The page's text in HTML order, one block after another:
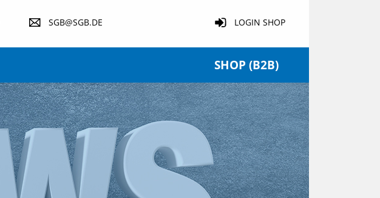
SGB@SGB.DE LOGIN SHOP
SHOP (B2B)